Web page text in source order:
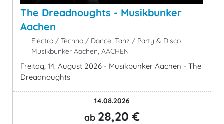
The Dreadnoughts - Musikbunker
Aachen
Electro / Techno / Dance, Tanz / Party & Disco
Musikbunker Aachen, AACHEN
Freitag, 14. August 2026 - Musikbunker Aachen - The
Dreadnoughts
14.08.2026
ab 28,20 €